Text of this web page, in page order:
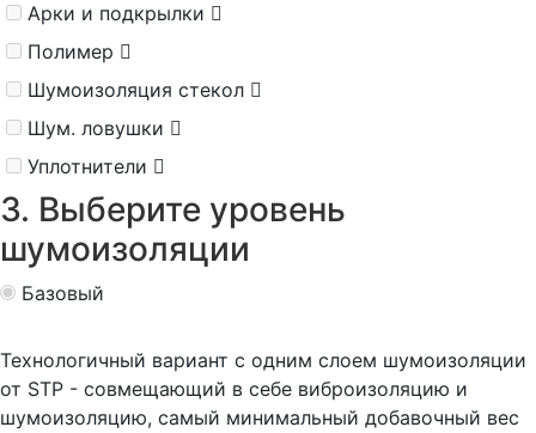
Арки и подкрылки
Полимер
Шумоизоляция стекол
Шум. ловушки
Уплотнители
3. Выберите уровень
шумоизоляции
Базовый
Технологичный вариант с одним слоем шумоизоляции
от STP - совмещающий в себе виброизоляцию и
шумоизоляцию, самый минимальный добавочный вес